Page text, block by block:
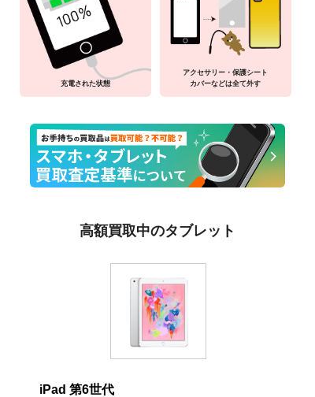
充電された状態
アクセサリー・保護シート
カバーなどは全て外す
高額買取中のタブレット
iPad 第6世代